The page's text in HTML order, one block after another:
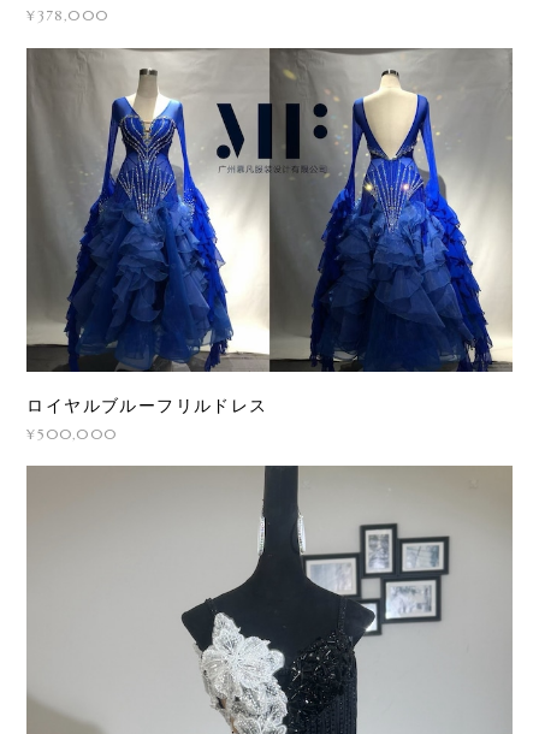
¥378,000
ロイヤルブルーフリルドレス
¥500,000